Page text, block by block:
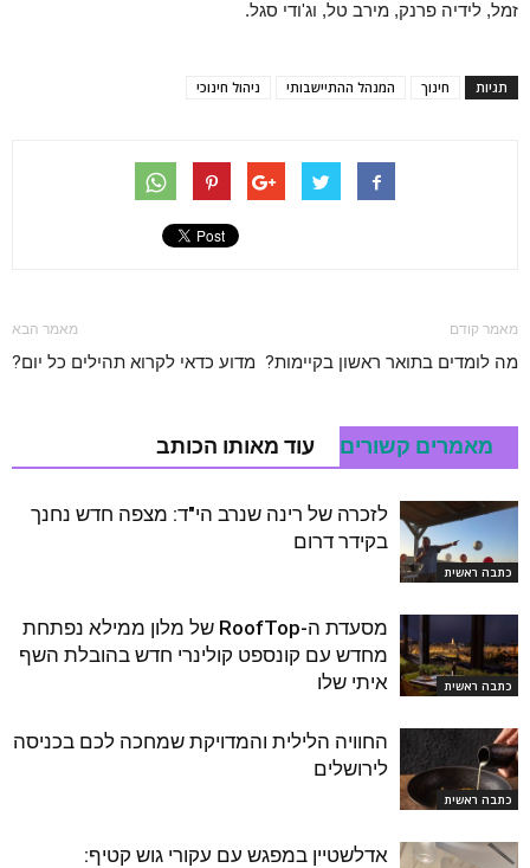
זמל, לידיה פרנק, מירב טל, וג'ודי סגל.
תגיות חינוך המנהל ההתיישבותי ניהול חינוכי
מאמר קודם
מה לומדים בתואר ראשון בקיימות?
מאמר הבא
מדוע כדאי לקרוא תהילים כל יום?
מאמרים קשורים עוד מאותו הכותב
כתבה ראשית
לזכרה של רינה שנרב הי"ד: מצפה חדש נחנך
בקידר דרום
כתבה ראשית
מסעדת ה-RoofTop של מלון ממילא נפתחת
מחדש עם קונספט קולינרי חדש בהובלת השף
איתי שלו
כתבה ראשית
החוויה הלילית והמדויקת שמחכה לכם בכניסה
לירושלים
אדלשטיין במפגש עם עקורי גוש קטיף: